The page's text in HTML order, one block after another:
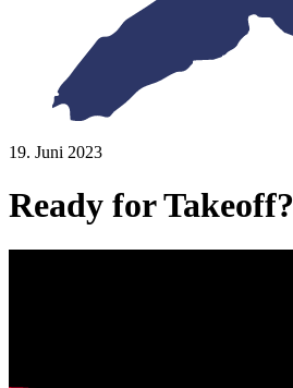
19. Juni 2023
Ready for Takeoff?